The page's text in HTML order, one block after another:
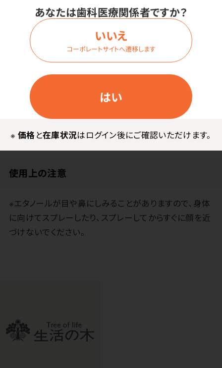
あなたは歯科医療関係者ですか？
はい
いいえ
コーポレートサイトへ遷移します
※ 価格と在庫状況はログイン後にご確認いただけます。
メーカー・ブランド
その他
●主な使用精油／ラベンダー、クラリセージ
使用上の注意
※エタノールが目や鼻にしみることがありますので、身体
に向けてスプレーしたり、スプレーしてからすぐに顔を近
づけないでください。